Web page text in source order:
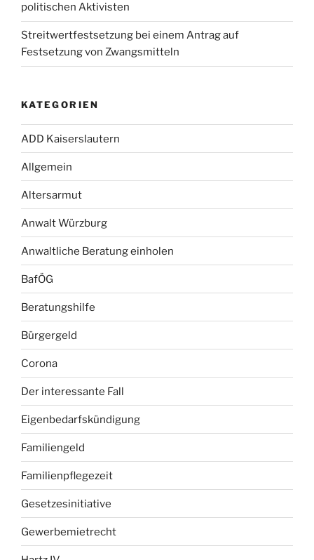
politischen Aktivisten
Streitwertfestsetzung bei einem Antrag auf
Festsetzung von Zwangsmitteln
KATEGORIEN
ADD Kaiserslautern
Allgemein
Altersarmut
Anwalt Würzburg
Anwaltliche Beratung einholen
BafÖG
Beratungshilfe
Bürgergeld
Corona
Der interessante Fall
Eigenbedarfskündigung
Familiengeld
Familienpflegezeit
Gesetzesinitiative
Gewerbemietrecht